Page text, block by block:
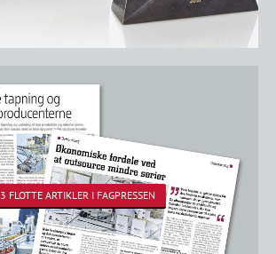
3 FLOTTE ARTIKLER I FAGPRESSEN